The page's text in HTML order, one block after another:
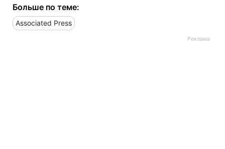
Больше по теме:
Associated Press